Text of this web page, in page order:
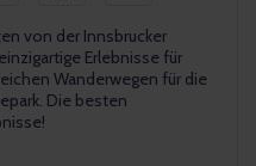
von der Innsbrucker
Erlebnisse für
Wanderwegen für die
Die besten